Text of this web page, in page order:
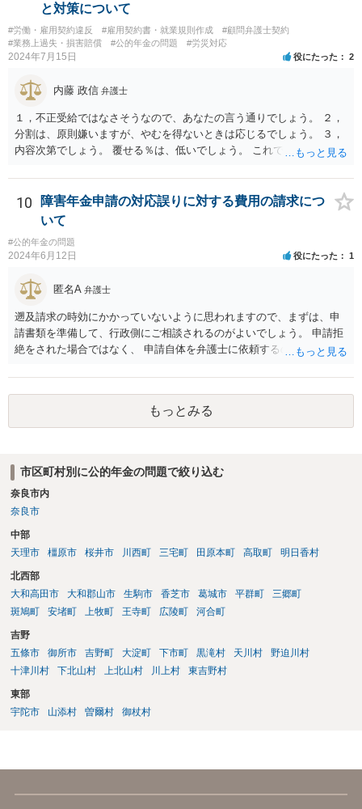
と対策について
#労働・雇用契約違反 #雇用契約書・就業規則作成
#顧問弁護士契約
#業務上過失・損害賠償
#公的年金の問題 #労災対応
2024年7月15日 役にたった 2
内藤 政信 弁護士
１，不正受給ではなさそうなので、あなたの言う通りでしょう。 ２，
分割は、原則嫌いますが、やむを得ないときは応じるでしょう。 ３，
内容次第でしょう。 覆せる％は、低いでしょう。 これで終わります。
10
障害年金申請の対応誤りに対する費用の請求につ
いて
#公的年金の問題
2024年6月12日 役にたった 1
匿名A 弁護士
遡及請求の時効にかかっていないように思われますので、まずは、申
請書類を準備して、行政側にご相談されるのがよいでしょう。 申請拒
絶をされた場合ではなく、 申請自体を弁護士に依頼するのは費用対効
もっとみる
市区町村別に公的年金の問題で絞り込む
奈良市内
奈良市
中部
天理市
橿原市 桜井市 川西町 三宅町 田原本町 高取町 明日香村
北西部
大和高田市
大和郡山市 生駒市 香芝市 葛城市 平群町
三郷町
斑鳩町
安堵町 上牧町 王寺町 広陵町 河合町
吉野
五條市
御所市 吉野町 大淀町 下市町 黒滝村 天川村
野迫川村
十津川村
下北山村 上北山村 川上村 東吉野村
東部
宇陀市
山添村 曽爾村 御杖村